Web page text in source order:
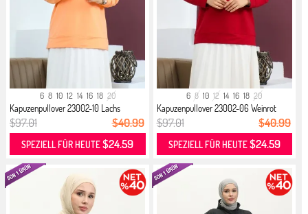
6 8 10 12 14 16 18 20
Kapuzenpullover 23002-10 Lachs
$97.01 $40.99
SPEZIELL FÜR HEUTE$24.59
6 8 10 12 14 16 18 20
Kapuzenpullover 23002-06 Weinrot
$97.01 $40.99
SPEZIELL FÜR HEUTE$24.59